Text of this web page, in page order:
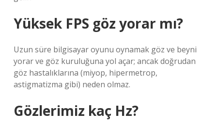
Yüksek FPS göz yorar mı?
Uzun süre bilgisayar oyunu oynamak göz ve beyni
yorar ve göz kuruluğuna yol açar; ancak doğrudan
göz hastalıklarına (miyop, hipermetrop,
astigmatizma gibi) neden olmaz.
Gözlerimiz kaç Hz?